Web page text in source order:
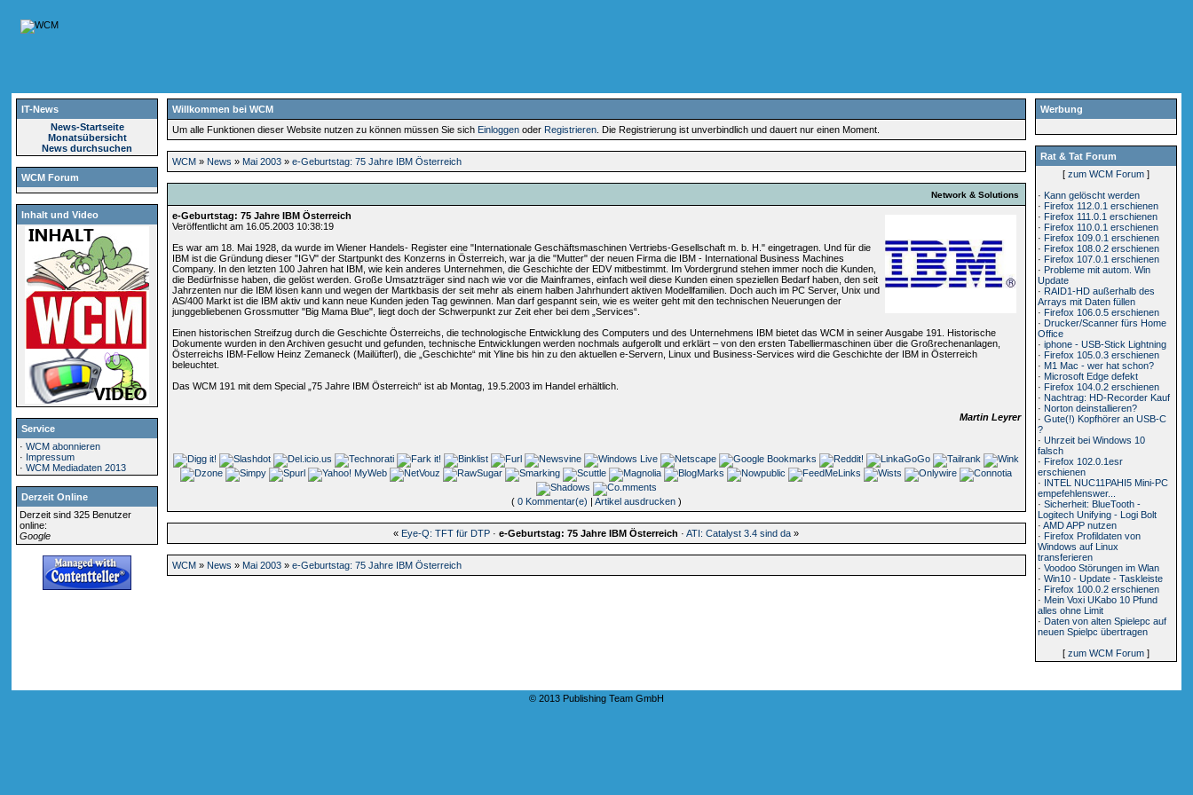
IT-News
News-Startseite
Monatsübersicht
News durchsuchen
WCM Forum
Inhalt und Video
Service
·WCM abonnieren
· Impressum
·WCM Mediadaten 2013
Derzeit Online
Derzeit sind 325 Benutzer
online:
Google
Werbung
Rat & Tat Forum
[ zum WCM Forum]
· Kann gelöscht werden
· Firefox 112.0.1 erschienen
· Firefox 111.0.1 erschienen
· Firefox 110.0.1 erschienen
· Firefox 109.0.1 erschienen
· Firefox 108.0.2 erschienen
· Firefox 107.0.1 erschienen
· Probleme mit autom. Win
Update
· RAID1-HD außerhalb des
Arrays mit Daten füllen
· Firefox 106.0.5 erschienen
· Drucker/Scanner fürs Home
Office
·iphone - USB-Stick Lightning
· Firefox 105.0.3 erschienen
· M1 Mac - wer hat schon?
· Microsoft Edge defekt
· Firefox 104.0.2 erschienen
· Nachtrag: HD-Recorder Kauf
· Norton deinstallieren?
·Gute(!) Kopfhörer an USB-C
?
·Uhrzeit bei Windows 10
falsch
· Firefox 102.0.1esr
erschienen
· INTEL NUC11PAHI5 Mini-PC
empefehlenswer...
·Sicherheit: BlueTooth -
Logitech Unifying - Logi Bolt
·AMD APP nutzen
· Firefox Profildaten von
Windows auf Linux
transferieren
·Voodoo Störungen im Wlan
·Win10 - Update - Taskleiste
· Firefox 100.0.2 erschienen
· Mein Voxi UKabo 10 Pfund
alles ohne Limit
· Daten von alten Spielepc auf
neuen Spielpc übertragen
[ zum WCM Forum]
Willkommen bei WCM
Um alle Funktionen dieser Website nutzen zu können müssen Sie sich Einloggen oder Registrieren . Die Registrierung ist unverbindlich und dauert nur einen Moment.
WCM » News » Mai 2003 »e-Geburtstag: 75 Jahre IBM Österreich
Network & Solutions
e-Geburtstag: 75 Jahre IBM Österreich
Veröffentlicht am 16.05.2003 10:38:19
Es war am 18. Mai 1928, da wurde im Wiener Handels- Register eine "Internationale Geschäftsmaschinen Vertriebs-Gesellschaft m. b. H." eingetragen. Und für die
IBM ist die Gründung dieser "IGV" der Startpunkt des Konzerns in Österreich, war ja die "Mutter" der neuen Firma die IBM - International Business Machines
Company. In den letzten 100 Jahren hat IBM, wie kein anderes Unternehmen, die Geschichte der EDV mitbestimmt. Im Vordergrund stehen immer noch die Kunden,
die Bedürfnisse haben, die gelöst werden. Große Umsatzträger sind nach wie vor die Mainframes, einfach weil diese Kunden einen speziellen Bedarf haben, den seit
Jahrzenten nur die IBM lösen kann und wegen der Martkbasis der seit mehr als einem halben Jahrhundert aktiven Modellfamilien. Doch auch im PC Server, Unix und
AS/400 Markt ist die IBM aktiv und kann neue Kunden jeden Tag gewinnen. Man darf gespannt sein, wie es weiter geht mit den technischen Neuerungen der
junggebliebenen Grossmutter "Big Mama Blue", liegt doch der Schwerpunkt zur Zeit eher bei dem „Services“.
Einen historischen Streifzug durch die Geschichte Österreichs, die technologische Entwicklung des Computers und des Unternehmens IBM bietet das WCM in seiner Ausgabe 191. Historische
Dokumente wurden in den Archiven gesucht und gefunden, technische Entwicklungen werden nochmals aufgerollt und erklärt – von den ersten Tabelliermaschinen über die Großrechenanlagen,
Österreichs IBM-Fellow Heinz Zemaneck (Mailüfterl), die „Geschichte“ mit Yline bis hin zu den aktuellen e-Servern, Linux und Business-Services wird die Geschichte der IBM in Österreich
beleuchtet.
Das WCM 191 mit dem Special „75 Jahre IBM Österreich“ ist ab Montag, 19.5.2003 im Handel erhältlich.
Martin Leyrer
( 0 Kommentar(e) Artikel ausdrucken)
« Eye-Q: TFT für DTP ·e-Geburtstag: 75 Jahre IBM Österreich ·ATI: Catalyst 3.4 sind da »
WCM » News » Mai 2003 »e-Geburtstag: 75 Jahre IBM Österreich
© 2013 Publishing Team GmbH